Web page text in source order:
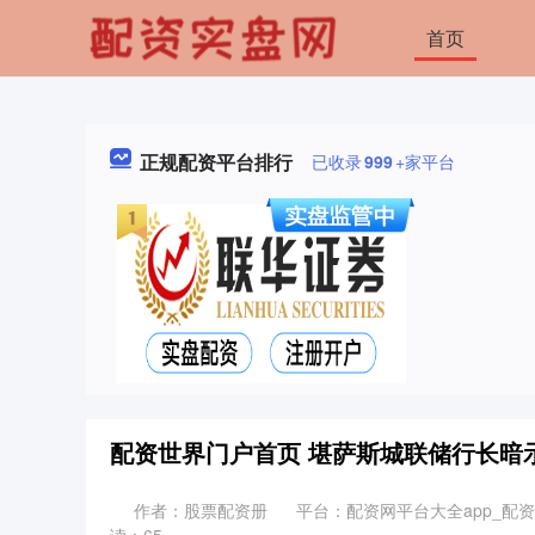
首页
正规配资平台排行 已收录999+家平台
配资世界门户首页 堪萨斯城联储行长
作者：股票配资册
平台：配资网平台大全app_配